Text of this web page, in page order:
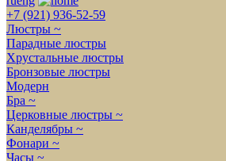
+7 (921) 936-52-59
Люстры ~
Парадные люстры
Хрустальные люстры
Бронзовые люстры
Модерн
Бра ~
Церковные люстры ~
Канделябры ~
Фонари ~
Часы ~